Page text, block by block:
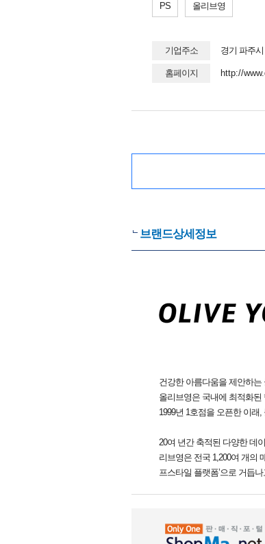
PS 올리브영
기업주소 경기 파주
홈페이지 http://
브랜드상세정보
건강한 아름다움을 제안하
올리브영은 국내에 최적화
1999년 1호점을 오픈한 이래
20여 년간 축적된 다양한 데
리브영은 전국 1,200여 개의
프스타일 플랫폼’으로 거듭